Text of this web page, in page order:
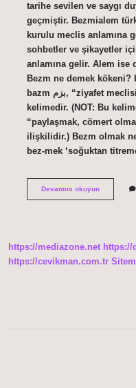
tarihe sevilen ve saygı
geçmiştir. Bezmialem
kurulu meclis anlamına
sohbetler ve şikayetler
anlamına gelir. Alem ise
Bezm ne demek
bazm بزم, “ziyafet meclisi” kelimesinden ödünç alınmış bir
kelimedir. (NOT: Bu
“paylaşmak, cömert
ilişkilidir.) Bezm olmak
bez-mek ‘soğuktan
Devamını okuyunBezmi
https://mediazone.net https://
https://cevikman.com.tr